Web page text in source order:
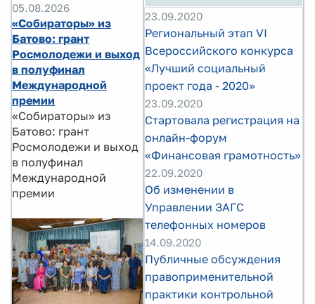
05.08.2026
«Собираторы» из
Батово: грант
Росмолодежи и выход
в полуфинал
Международной
премии
«Собираторы» из
Батово: грант
Росмолодежи и выход
в полуфинал
Международной
премии
23.09.2020
Региональный этап VI
Всероссийского конкурса
«Лучший социальный
проект года - 2020»
23.09.2020
Стартовала регистрация на
онлайн-форум
«Финансовая грамотность»
22.09.2020
Об изменении в
Управлении ЗАГС
телефонных номеров
14.09.2020
Публичные обсуждения
правоприменительной
практики контрольной